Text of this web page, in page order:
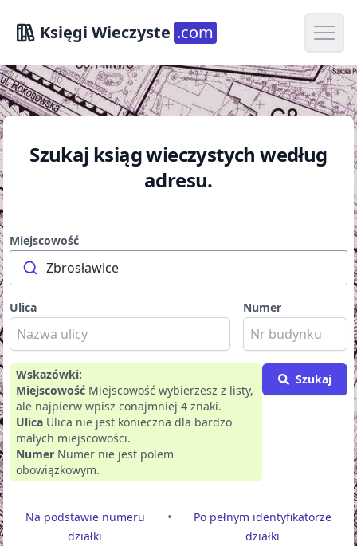
Księgi Wieczyste .com Open
Szukaj ksiąg wieczystych według
adresu.
Miejscowość
Zbrosławice
Ulica Numer
Wskazówki:
Miejscowość Miejscowość wybierzesz z listy,
ale najpierw wpisz conajmniej 4 znaki.
Ulica Ulica nie jest konieczna dla bardzo
małych miejscowości.
Numer Numer nie jest polem
obowiązkowym.
Szukaj
Na podstawie numeru
działki
•
Po pełnym identyfikatorze
działki